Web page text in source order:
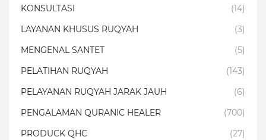
KONSULTASI
(14)
LAYANAN KHUSUS RUQYAH
(3)
MENGENAL SANTET
(5)
PELATIHAN RUQYAH
(143)
PELAYANAN RUQYAH JARAK JAUH
(6)
PENGALAMAN QURANIC HEALER
(700)
PRODUCK QHC
(27)